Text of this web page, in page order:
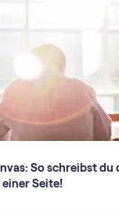
So schreibst du
einer Seite!